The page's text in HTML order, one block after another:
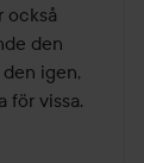
också
den
igen,
för vissa.